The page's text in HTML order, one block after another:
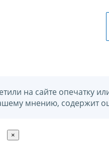
на сайте опечатку
мнению, содержит
×